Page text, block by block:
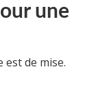
une
est de mise.